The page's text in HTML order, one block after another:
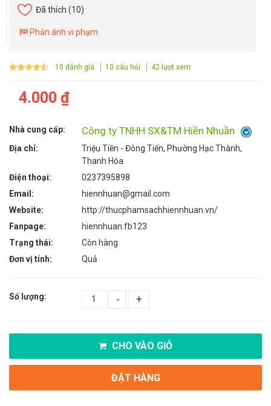
Đã thích (10)
Phản ánh vi phạm
10 đánh giá 10 câu hỏi 42 lượt xem
4.000 ₫
Nhà cung cấp: Công ty TNHH SX&TM Hiền Nhuần
Địa chỉ:
Triệu Tiền - Đông Tiến, Phường Hạc Thành,
Thanh Hóa
Điện thoại:
0237395898
Email:
hiennhuan@gmail.com
Website:
http://thucphamsachhiennhuan.vn/
Fanpage:
hiennhuan.fb123
Trạng thái:
Còn hàng
Đơn vị tính:
Quả
Số lượng: - +
CHO VÀO GIỎ
ĐẶT HÀNG